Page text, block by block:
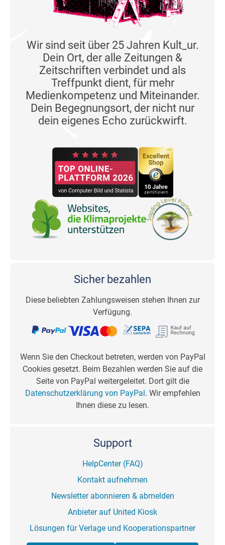
Wir sind seit über 25 Jahren Kult_ur.
Dein Ort, der alle Zeitungen &
Zeitschriften verbindet und als
Treffpunkt dient, für mehr
Medienkompetenz und Miteinander.
Dein Begegnungsort, der nicht nur
dein eigenes Echo zurückwirft.
Sicher bezahlen
Diese beliebten Zahlungsweisen stehen Ihnen zur
Verfügung.
Wenn Sie den Checkout betreten, werden von PayPal
Cookies gesetzt. Beim Bezahlen werden Sie auf die
Seite von PayPal weitergeleitet. Dort gilt die
Datenschutzerklärung von PayPal . Wir empfehlen
Ihnen diese zu lesen.
Support
HelpCenter (FAQ)
Kontakt aufnehmen
Newsletter abonnieren & abmelden
Anbieter auf United Kiosk
Lösungen für Verlage und Kooperationspartner